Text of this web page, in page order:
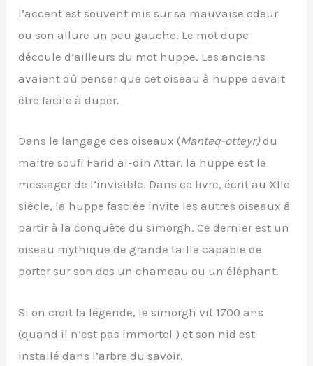
l’accent est souvent mis sur sa mauvaise odeur
ou son allure un peu gauche. Le mot dupe
découle d’ailleurs du mot huppe. Les anciens
avaient dû penser que cet oiseau à huppe devait
être facile à duper.
Dans le langage des oiseaux (Manteq-otteyr)du
maitre soufi Farid al-din Attar, la huppe est le
messager de l’invisible. Dans ce livre, écrit au XIIe
siècle, la huppe fasciée invite les autres oiseaux à
partir à la conquête du simorgh. Ce dernier est un
oiseau mythique de grande taille capable de
porter sur son dos un chameau ou un éléphant.
Si on croit la légende, le simorgh vit 1700 ans
(quand il n’est pas immortel ) et son nid est
installé dans l’arbre du savoir.